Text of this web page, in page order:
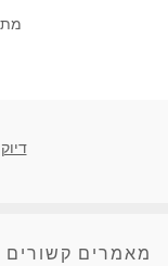
מאמרים קשורים